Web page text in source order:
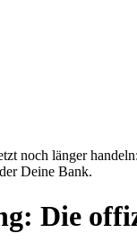
noch länger
Deine Bank.
Die